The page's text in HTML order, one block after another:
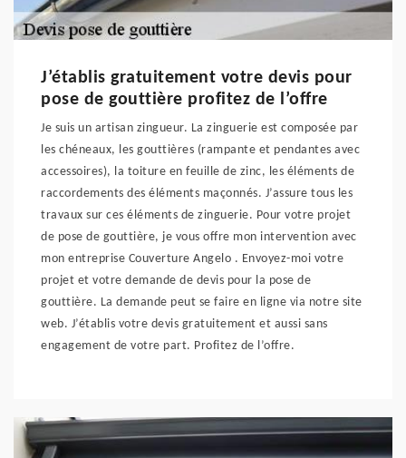
J’établis gratuitement votre devis pour
pose de gouttière profitez de l’offre
Je suis un artisan zingueur. La zinguerie est composée par
les chéneaux, les gouttières (rampante et pendantes avec
accessoires), la toiture en feuille de zinc, les éléments de
raccordements des éléments maçonnés. J’assure tous les
travaux sur ces éléments de zinguerie. Pour votre projet
de pose de gouttière, je vous offre mon intervention avec
mon entreprise Couverture Angelo . Envoyez-moi votre
projet et votre demande de devis pour la pose de
gouttière. La demande peut se faire en ligne via notre site
web. J’établis votre devis gratuitement et aussi sans
engagement de votre part. Profitez de l’offre.